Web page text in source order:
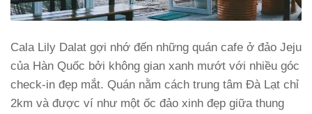
Cala Lily Dalat gợi nhớ đến những quán cafe ở đảo Jeju
của Hàn Quốc bởi không gian xanh mướt với nhiều góc
check-in đẹp mắt. Quán nằm cách trung tâm Đà Lạt chỉ
2km và được ví như một ốc đảo xinh đẹp giữa thung